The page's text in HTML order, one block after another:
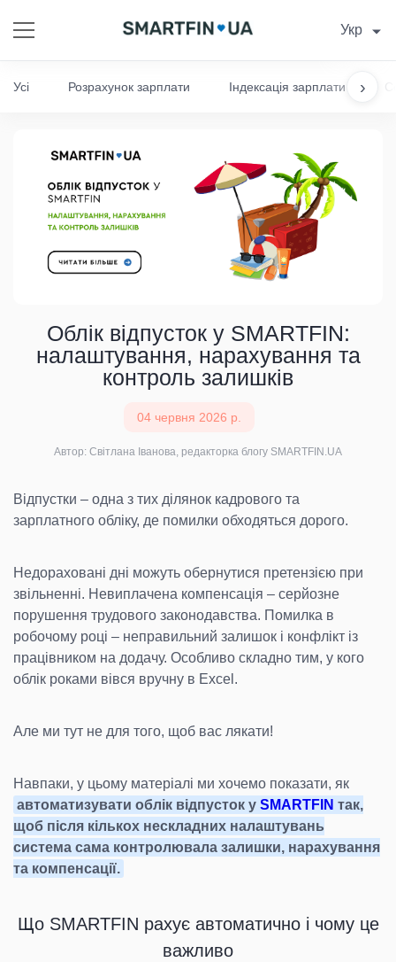
Укр
›
Усі Розрахунок зарплати Індексація зарплати
Облік відпусток у SMARTFIN:
налаштування, нарахування та
контроль залишків
04 червня 2026 р.
Автор: Світлана Іванова, редакторка блогу SMARTFIN.UA
Відпустки – одна з тих ділянок кадрового та
зарплатного обліку, де помилки обходяться дорого.
Недораховані дні можуть обернутися претензією при
звільненні. Невиплачена компенсація – серйозне
порушення трудового законодавства. Помилка в
робочому році – неправильний залишок і конфлікт із
працівником на додачу. Особливо складно тим, у кого
облік роками вівся вручну в Excel.
Але ми тут не для того, щоб вас лякати!
Навпаки, у цьому матеріалі ми хочемо показати, як
автоматизувати облік відпусток у SMARTFIN так,
щоб після кількох нескладних налаштувань
система сама контролювала залишки, нарахування
та компенсації.
Що SMARTFIN рахує автоматично і чому це
важливо